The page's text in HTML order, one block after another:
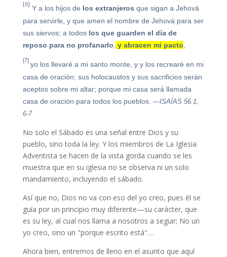
[6] Y a los hijos de los extranjeros que sigan a Jehová
para servirle, y que amen el nombre de Jehová para ser
sus siervos; a todos los que guarden el día de
reposo para no profanarlo y abracen mi pacto
[7] yo los llevaré a mi santo monte, y y los recrearé en mi
casa de oración; sus holocaustos y sus sacrificios serán
aceptos sobre mi altar; porque mi casa será llamada
casa de oración para todos los pueblos. —ISAÍAS 56:1,
6-7
No solo el Sábado es una señal entre Dios y su
pueblo, sino toda la ley. Y los miembros de La Iglesia
Adventista se hacen de la vista gorda cuando se les
muestra que en su iglesia no se observa ni un solo
mandamiento, incluyendo el sábado.
Así que no, Dios no va con eso del yo creo, pues él se
guía por un principio muy diferente—su carácter, que
es su ley, al cual nos llama a nosotros a seguir; No un
yo creo, sino un "porque escrito está"…
Ahora bien, entremos de lleno en el asunto que aquí